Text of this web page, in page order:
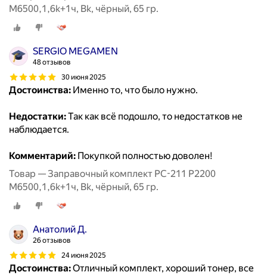
M6500,1,6k+1ч, Bk, чёрный, 65 гр.
SERGIO MEGAMEN
48 отзывов
30 июня 2025
Достоинства: Именно то, что было нужно.
Недостатки:Так как всё подошло, то недостатков не
наблюдается.
Комментарий: Покупкой полностью доволен!
Товар — Заправочный комплект PC-211 P2200
M6500,1,6k+1ч, Bk, чёрный, 65 гр.
Анатолий Д.
26 отзывов
24 июня 2025
Достоинства:Отличный комплект, хороший тонер, все